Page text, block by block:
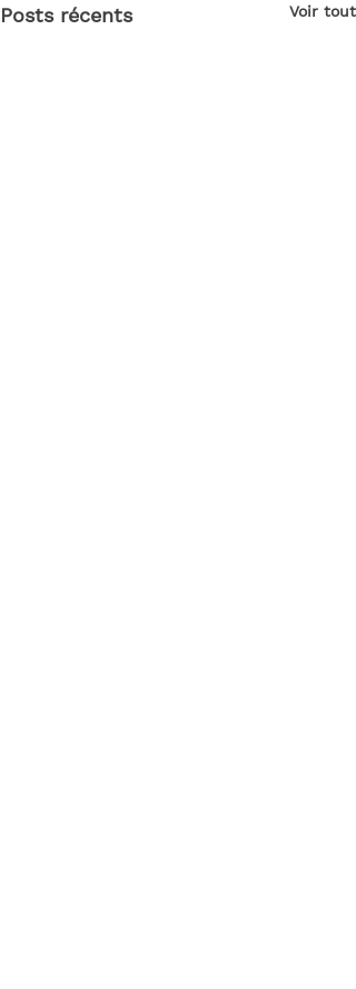
Posts récents Voir tout